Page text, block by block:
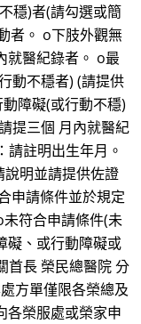
穩)者(請勾選或簡
者。 o下肢外觀無
就醫紀錄者。 o最
動不穩者) (請提供
障礙(或行動不穩)
提三個 月內就醫紀
請註明出生年月。
明並請提供佐證
申請條件並於規定
符合申請條件(未
礙、或行動障礙或
首長 榮民總醫院 分
方單僅限各榮總及
各榮服處或榮家申